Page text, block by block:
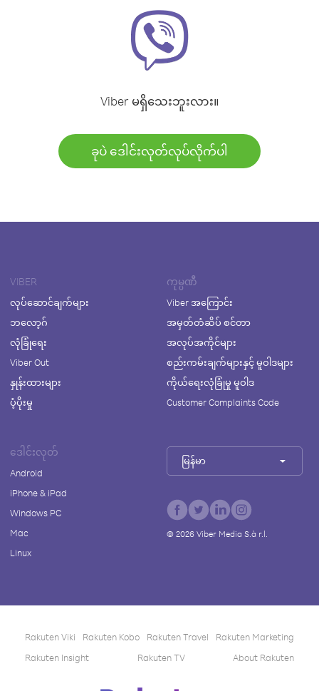
Viber မရှိသေးဘူးလား။
ခုပဲ ဒေါင်းလုတ်လုပ်လိုက်ပါ
VIBER
လုပ်ဆောင်ချက်များ
ဘလော့ဂ်
လုံခြုံရေး
Viber Out
နှုန်းထားများ
ပံ့ပိုးမှု
ကုမ္ပဏီ
Viber အကြောင်း
အမှတ်တံဆိပ် စင်တာ
အလုပ်အကိုင်များ
စည်းကမ်းချက်များနှင့် မူဝါဒများ
ကိုယ်ရေးလုံခြုံမှု မူဝါဒ
Customer Complaints Code
ဒေါင်းလုတ်
Android
iPhone & iPad
Windows PC
Mac
Linux
မြန်မာ
© 2026Viber Media S.à r.l.
Rakuten Viki Rakuten Kobo Rakuten Travel
Rakuten Marketing
Rakuten Insight
Rakuten TV About Rakuten